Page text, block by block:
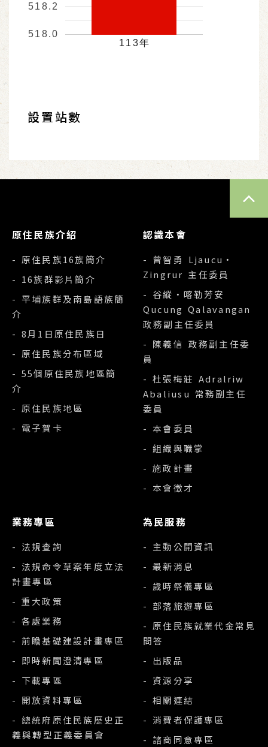
113年
518.0
518.2
設置站數
原住民族介紹
- 原住民族16族簡介
- 16族群影片簡介
- 平埔族群及南島語族簡
介
- 8月1日原住民族日
- 原住民族分布區域
- 55個原住民族地區簡
介
- 原住民族地區
- 電子賀卡
認識本會
- 曾智勇 Ljaucu‧
Zingrur 主任委員
- 谷縱‧喀勒芳安
Qucung Qalavangan
政務副主任委員
- 陳義信 政務副主任委
員
- 杜張梅莊 Adralriw
Abaliusu 常務副主任
委員
- 本會委員
- 組織與職掌
- 施政計畫
- 本會徵才
業務專區
- 法規查詢
- 法規命令草案年度立法
計畫專區
- 重大政策
- 各處業務
- 前瞻基礎建設計畫專區
- 即時新聞澄清專區
- 下載專區
- 開放資料專區
- 總統府原住民族歷史正
義與轉型正義委員會
為民服務
- 主動公開資訊
- 最新消息
- 歲時祭儀專區
- 部落旅遊專區
- 原住民族就業代金常見
問答
- 出版品
- 資源分享
- 相關連結
- 消費者保護專區
- 諮商同意專區